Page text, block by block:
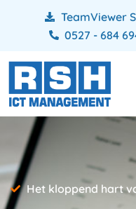
TeamViewer
0527 - 684
Het kloppend hart